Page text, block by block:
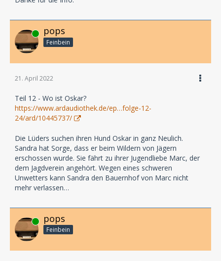
Online pops
Feinbein
21. April 2022
Teil 12 - Wo ist Oskar?
https://www.ardaudiothek.de/ep…folge-12-
24/ard/10445737/
Die Lüders suchen ihren Hund Oskar in ganz Neulich.
Sandra hat Sorge, dass er beim Wildern von Jägern
erschossen wurde. Sie fährt zu ihrer Jugendliebe Marc, der
dem Jagdverein angehört. Wegen eines schweren
Unwetters kann Sandra den Bauernhof von Marc nicht
mehr verlassen…
Online pops
Feinbein